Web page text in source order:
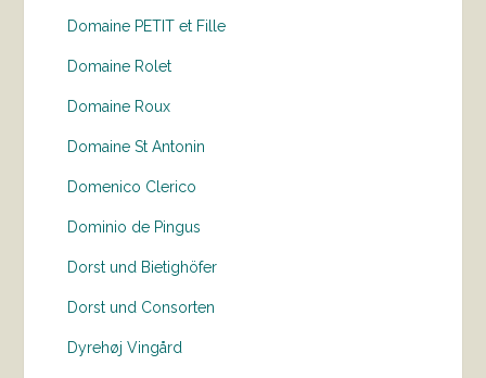
Domaine PETIT et Fille
Domaine Rolet
Domaine Roux
Domaine St Antonin
Domenico Clerico
Dominio de Pingus
Dorst und Bietighöfer
Dorst und Consorten
Dyrehøj Vingård